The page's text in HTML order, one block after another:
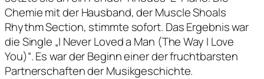
Chemie mit der Hausband, der Muscle Shoals
Rhythm Section, stimmte sofort. Das Ergebnis war
die Single „I Never Loved a Man (The Way I Love
You)“. Es war der Beginn einer der fruchtbarsten
Partnerschaften der Musikgeschichte.